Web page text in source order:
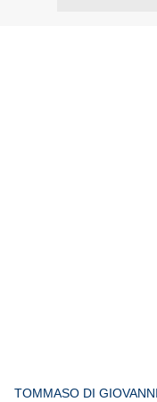
TOMMASO DI